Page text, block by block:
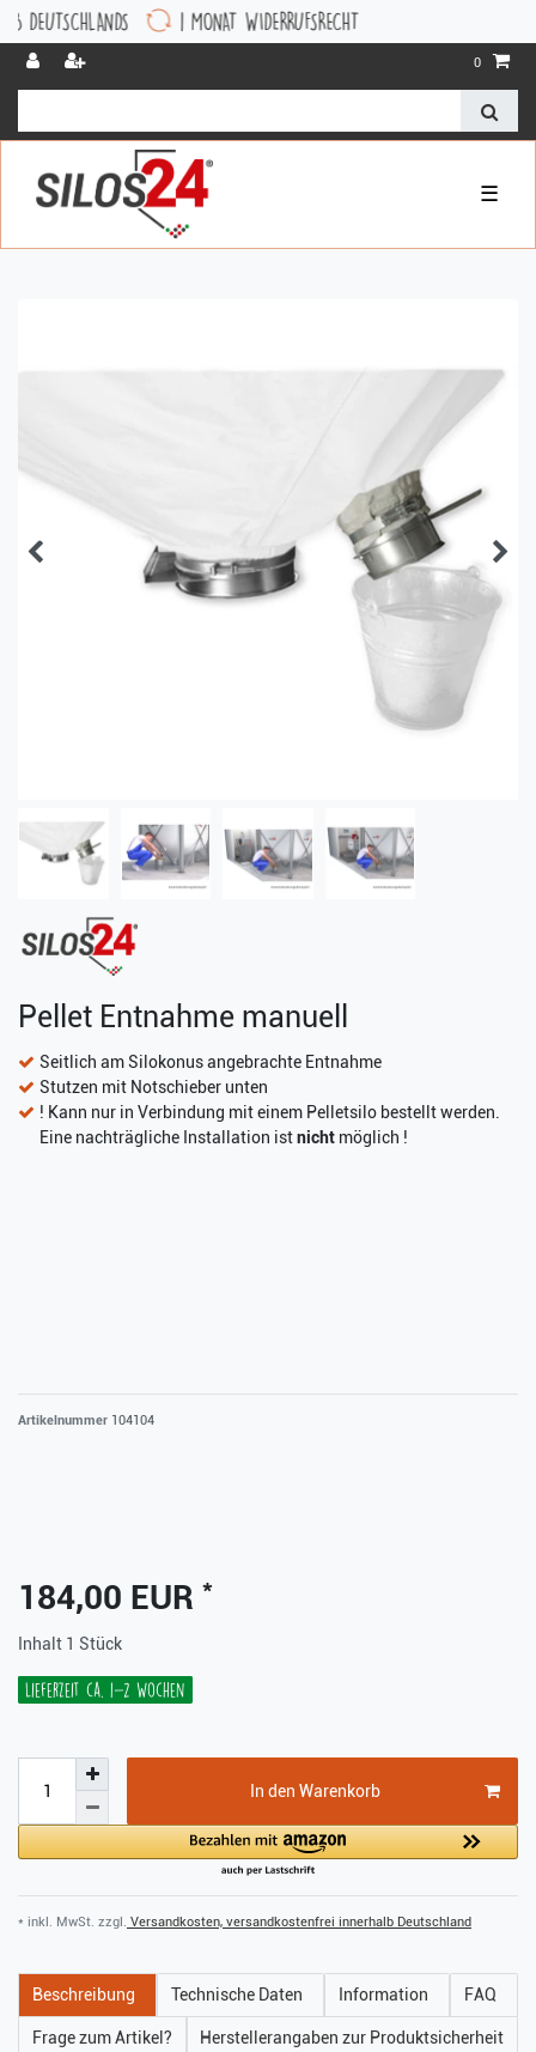
1 MONAT WIDERRUFSRECHT
0
☰
Pellet Entnahme manuell
Seitlich am Silokonus angebrachte Entnahme
Stutzen mit Notschieber unten
! Kann nur in Verbindung mit einem Pelletsilo bestellt werden.
Eine nachträgliche Installation istnichtmöglich !
Artikelnummer 104104
184,00 EUR *
Inhalt 1 Stück
Lieferzeit ca. 1-2 Wochen
In den Warenkorb
* inkl. MwSt. zzgl. Versandkosten, versandkostenfrei innerhalb Deutschland
Beschreibung Technische Daten Information FAQ
Frage zum Artikel? Herstellerangaben zur Produktsicherheit